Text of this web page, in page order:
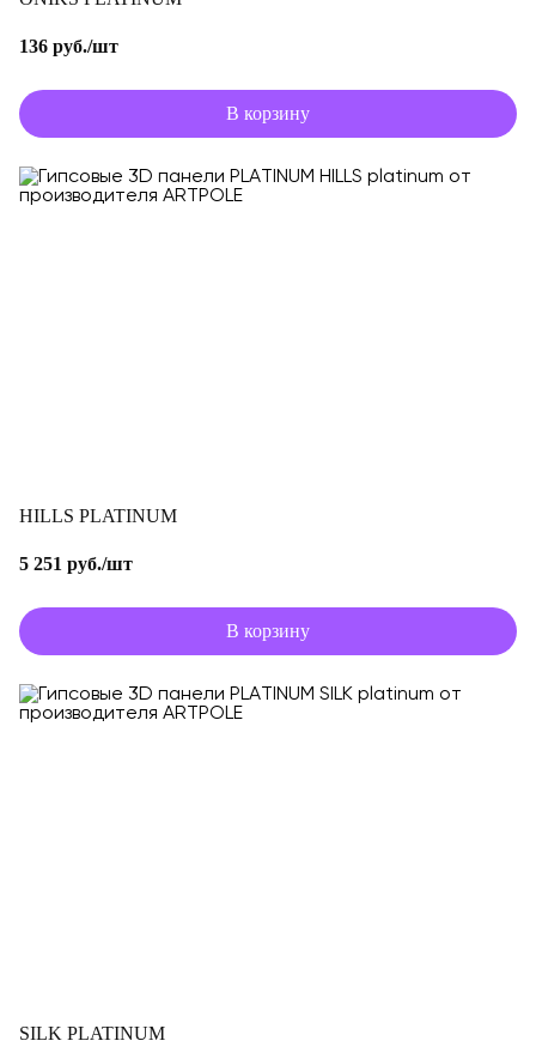
136 руб./шт
В корзину
HILLS PLATINUM
5 251 руб./шт
В корзину
SILK PLATINUM